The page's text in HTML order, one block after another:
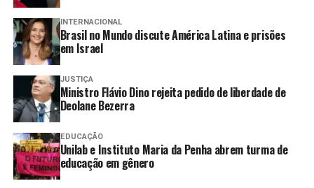
entrada de 15 mil e outras
oportunidades no edital da
Terracap
Outras oportunidades:
Em Samambaia, o edital reúne o maior número de
oportunidades, com 26 itens disponíveis. A região
oferece lotes de uso misto, adequados para comércio,
INTERNACIONAL
Brasil no Mundo discute América Latina e prisões
em Israel
JUSTIÇA
Ministro Flávio Dino rejeita pedido de liberdade de
Deolane Bezerra
EDUCAÇÃO
Unilab e Instituto Maria da Penha abrem turma de
educação em gênero